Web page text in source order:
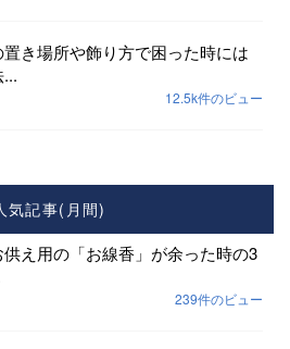
置き場所や飾り方で困った時には
12.5k件のビュー
気記事(月間)
え用の「お線香」が余った時の3
239件のビュー